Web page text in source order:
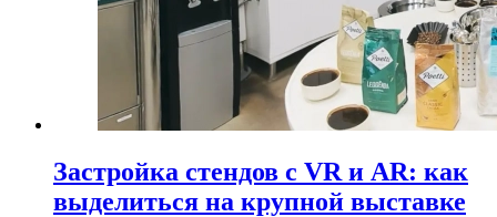
Застройка стендов с VR и AR: как
выделиться на крупной выставке